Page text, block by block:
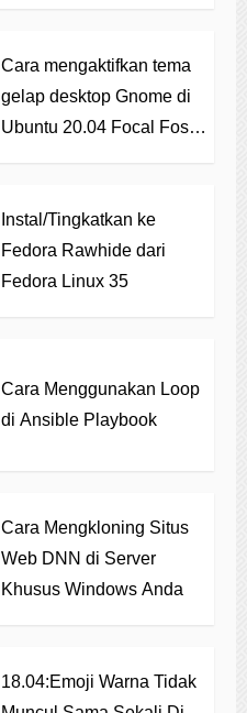
Cara mengaktifkan tema
gelap desktop Gnome di
Ubuntu 20.04 Focal Fossa
Instal/Tingkatkan ke
Fedora Rawhide dari
Fedora Linux 35
Cara Menggunakan Loop
di Ansible Playbook
Cara Mengkloning Situs
Web DNN di Server
Khusus Windows Anda
18.04:Emoji Warna Tidak